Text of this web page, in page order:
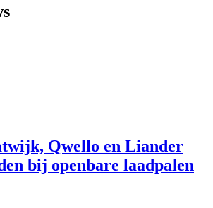
Qwello en Liander
bij openbare laadpalen